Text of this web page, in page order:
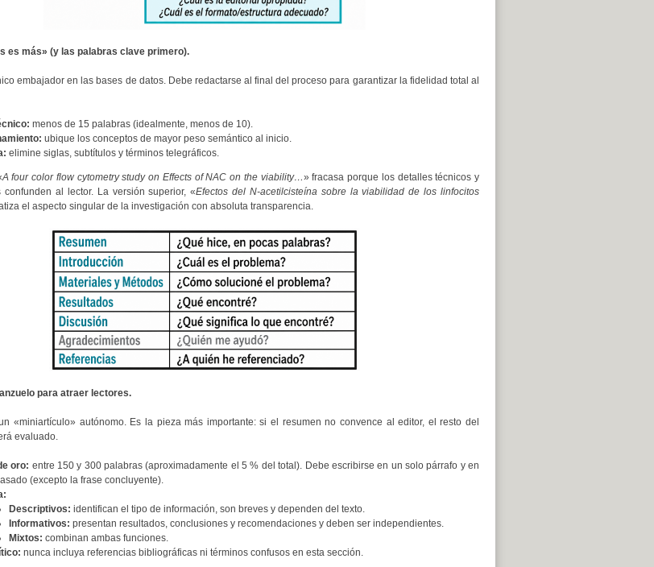
es más» (y las palabras clave primero).
embajador en las bases de datos. Debe redactarse al final del proceso para garantizar la fidelidad total al
menos de 15 palabras (idealmente, menos de 10).
ubique los conceptos de mayor peso semántico al inicio.
elimine siglas, subtítulos y términos telegráficos.
A four color flow cytometry study on Effects of NAC on the viability…» fracasa porque los detalles técnicos y
confunden al lector. La versión superior, «Efectos del N-acetilcisteína sobre la viabilidad de los linfocitos
el aspecto singular de la investigación con absoluta transparencia.
para atraer lectores.
«miniartículo» autónomo. Es la pieza más importante: si el resumen no convence al editor, el resto del
evaluado.
oro: entre 150 y 300 palabras (aproximadamente el 5 % del total). Debe escribirse en un solo párrafo y en
(excepto la frase concluyente).
Descriptivos: identifican el tipo de información, son breves y dependen del texto.
Informativos: presentan resultados, conclusiones y recomendaciones y deben ser independientes.
Mixtos: combinan ambas funciones.
nunca incluya referencias bibliográficas ni términos confusos en esta sección.